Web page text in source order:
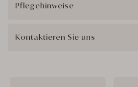
Pflegehinweise
Kontaktieren Sie uns